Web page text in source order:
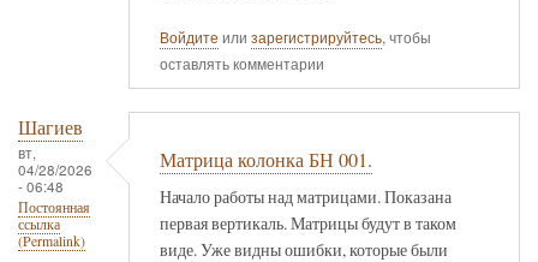
Войдите или зарегистрируйтесь, чтобы
оставлять комментарии
Шагиев
вт,
04/28/2026
- 06:48
Постоянная
ссылка
(Permalink)
Матрица колонка БН 001.
Начало работы над матрицами. Показана
первая вертикаль. Матрицы будут в таком
виде. Уже видны ошибки, которые были